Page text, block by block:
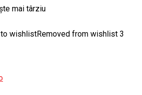
mai târziu
wishlistRemoved from wishlist 3